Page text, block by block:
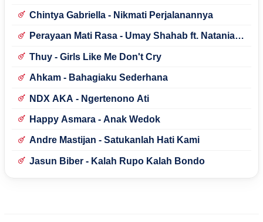
Chintya Gabriella - Nikmati Perjalanannya
Perayaan Mati Rasa - Umay Shahab ft. Natania
Thuy - Girls Like Me Don't Cry
Ahkam - Bahagiaku Sederhana
NDX AKA - Ngertenono Ati
Happy Asmara - Anak Wedok
Andre Mastijan - Satukanlah Hati Kami
Jasun Biber - Kalah Rupo Kalah Bondo